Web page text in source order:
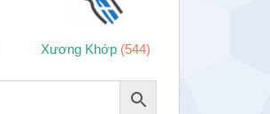
Xương Khớp (544)